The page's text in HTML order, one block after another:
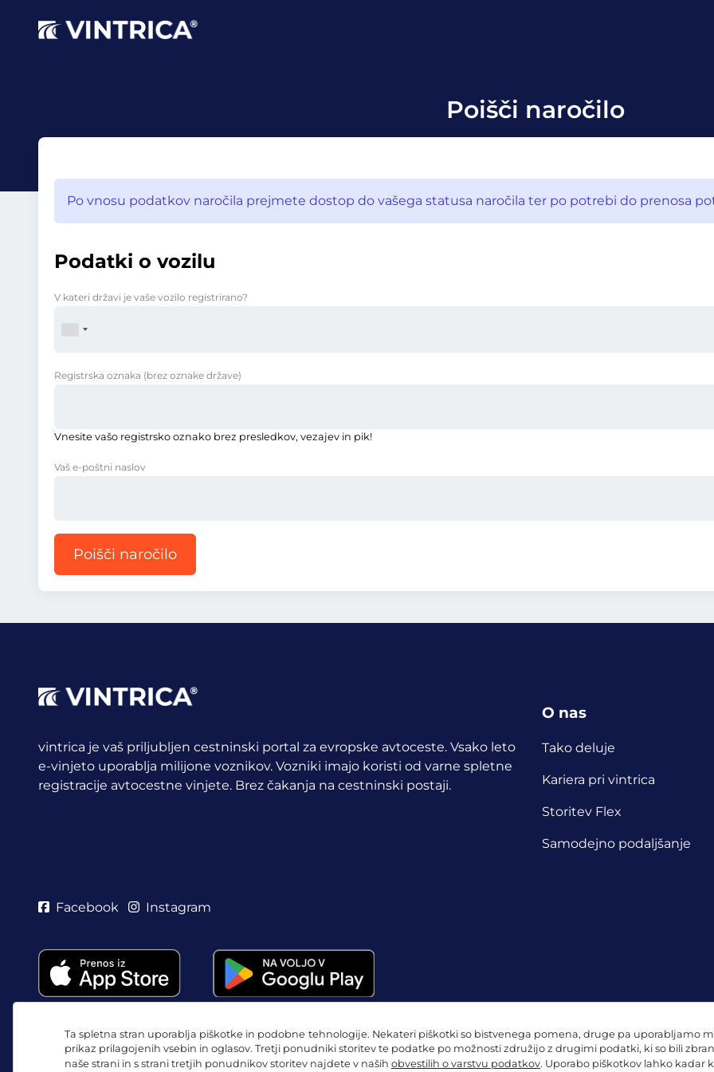
Ta spletna stran uporablja piškotke in podobne tehnologije. Nekateri piškotki so bistvenega pomena, druge pa uporabljamo
prikaz prilagojenih vsebin in oglasov. Tretji ponudniki storitev te podatke po možnosti združijo z drugimi podatki, ki so bili
naše strani in s strani tretjih ponudnikov storitev najdete v naših obvestilih o varstvu podatkov. Uporabo piškotkov lahko kadar
Poišči naročilo
Po vnosu podatkov naročila prejmete dostop do vašega statusa naročila ter po potrebi do prenosa
Podatki o vozilu
V kateri državi je vaše vozilo registrirano?
Registrska oznaka (brez oznake države)
Vnesite vašo registrsko oznako brez presledkov, vezajev in pik!
Vaš e-poštni naslov
Poišči naročilo
vintrica je vaš priljubljen cestninski portal za evropske avtoceste. Vsako leto
e-vinjeto uporablja milijone voznikov. Vozniki imajo koristi od varne spletne
registracije avtocestne vinjete. Brez čakanja na cestninski postaji.
O nas
Tako deluje
Kariera pri vintrica
Storitev Flex
Samodejno podaljšanje
Facebook Instagram